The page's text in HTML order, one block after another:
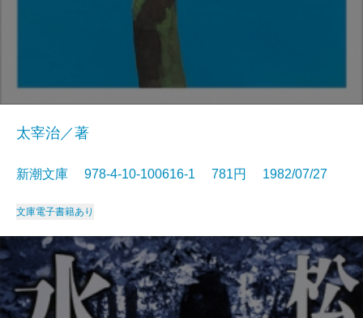
太宰治／著
新潮文庫 978-4-10-100616-1 781円 1982/07/27
文庫電子書籍あり